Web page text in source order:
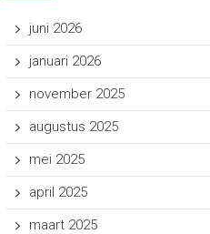
juni 2026
januari 2026
november 2025
augustus 2025
mei 2025
april 2025
maart 2025